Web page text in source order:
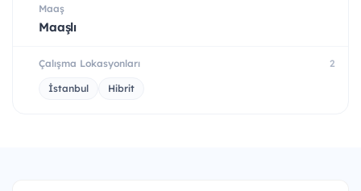
Maaş
Maaşlı
Çalışma Lokasyonları 2
İstanbul Hibrit